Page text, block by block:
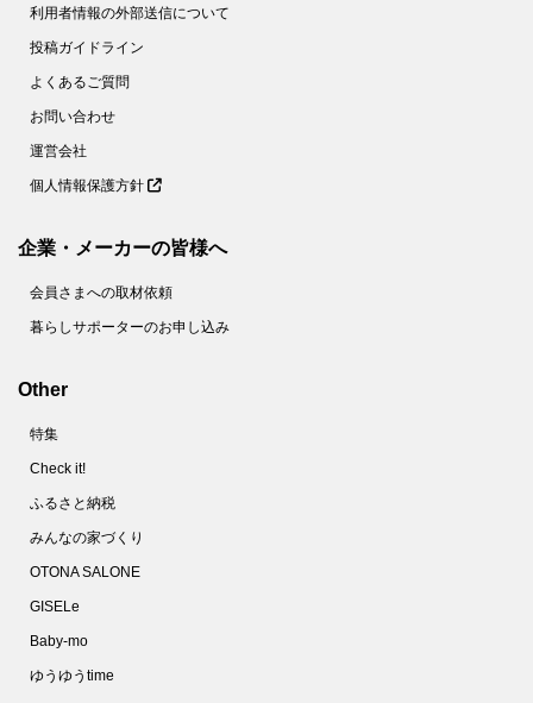
利用者情報の外部送信について
投稿ガイドライン
よくあるご質問
お問い合わせ
運営会社
個人情報保護方針
企業・メーカーの皆様へ
会員さまへの取材依頼
暮らしサポーターのお申し込み
Other
特集
Check it!
ふるさと納税
みんなの家づくり
OTONA SALONE
GISELe
Baby-mo
ゆうゆうtime